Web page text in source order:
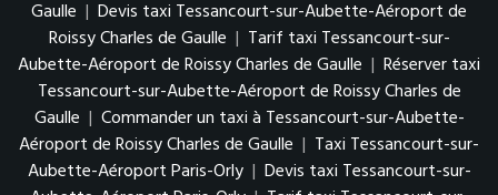
Gaulle | Devis taxi Tessancourt-sur-Aubette-Aéroport de
Roissy Charles de Gaulle | Tarif taxi Tessancourt-sur-
Aubette-Aéroport de Roissy Charles de Gaulle | Réserver taxi
Tessancourt-sur-Aubette-Aéroport de Roissy Charles de
Gaulle | Commander un taxi à Tessancourt-sur-Aubette-
Aéroport de Roissy Charles de Gaulle | Taxi Tessancourt-sur-
Aubette-Aéroport Paris-Orly | Devis taxi Tessancourt-sur-